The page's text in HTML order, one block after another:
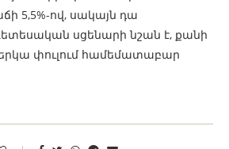
5,5%-ով, սակայն դա
սցենարի նշան է, քանի
փուլում համեմատաբար